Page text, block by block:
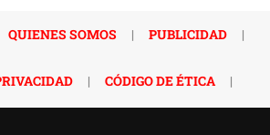
QUIENES SOMOS | PUBLICIDAD |
| CÓDIGO DE ÉTICA |